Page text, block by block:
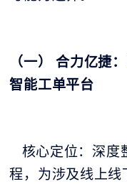
（一） 合力亿捷
智能工单平台
核心定位：深度
程，为涉及线上